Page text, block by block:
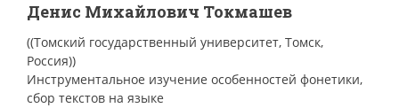
Денис Михайлович Токмашев
((Томский государственный университет, Томск,
Россия))
Инструментальное изучение особенностей фонетики,
сбор текстов на языке